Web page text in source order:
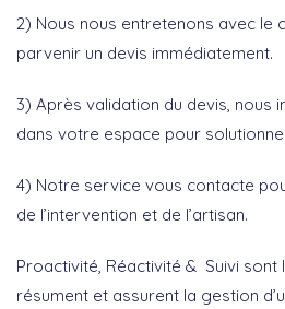
2) Nous nous entretenons avec le
parvenir un devis immédiatement.
3) Après validation du devis, nous
dans votre espace pour
4) Notre service vous contacte
de l’intervention et de l’artisan.
Proactivité, Réactivité & Suivi sont
résument et assurent la gestion